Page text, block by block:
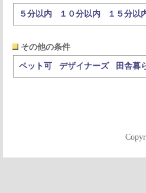
５分以内 １０分以内 １５分以
その他の条件
ペット可 デザイナーズ 田舎暮